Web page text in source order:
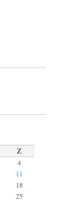
Z
4
11
18
25